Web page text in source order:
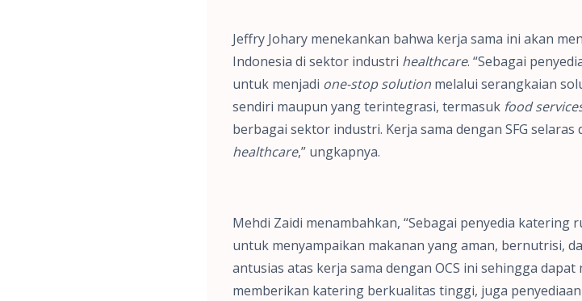
Jeffry Johary menekankan bahwa kerja sama ini akan
Indonesia di sektor industri healthcare. “Sebagai
untuk menjadi one-stop solution melalui serangkaian
sendiri maupun yang terintegrasi, termasuk food
berbagai sektor industri. Kerja sama dengan SFG
healthcare,” ungkapnya.
Mehdi Zaidi menambahkan, “Sebagai penyedia katering
untuk menyampaikan makanan yang aman, bernutrisi,
antusias atas kerja sama dengan OCS ini sehingga
memberikan katering berkualitas tinggi, juga